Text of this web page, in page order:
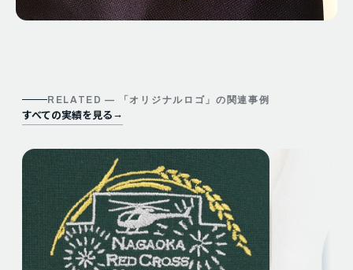
RELATED — 「オリジナルロゴ 」の関連事例
すべての実績を見る →